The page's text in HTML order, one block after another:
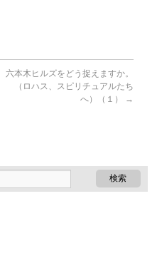
六本木ヒルズをどう捉えますか。
（ロハス、スピリチュアルたち
へ）（１）
→